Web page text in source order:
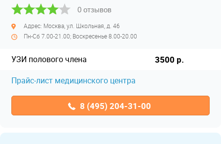
0 отзывов
Адрес: Москва, ул. Школьная, д. 46
Пн-Сб 7.00-21.00; Воскресенье 8.00-20.00
УЗИ полового члена 3500 р.
Прайс-лист медицинского центра
8 (495) 204-31-00